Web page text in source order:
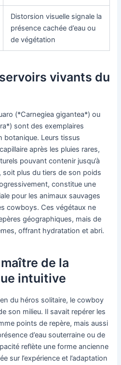
Distorsion visuelle signale la
présence cachée d’eau ou
de végétation
vivants du
(*Carnegiea gigantea*) ou
sont des exemplaires
botanique. Leurs tissus
après les pluies rares,
pouvant contenir jusqu’à
soit plus du tiers de son poids
constitue une
pour les animaux sauvages
cowboys. Ces végétaux ne
géographiques, mais de
offrant hydratation et abri.
de la
intuitive
du héros solitaire, le cowboy
son milieu. Il savait repérer les
points de repère, mais aussi
d’eau souterraine ou de
reflète une forme ancienne
sur l’expérience et l’adaptation